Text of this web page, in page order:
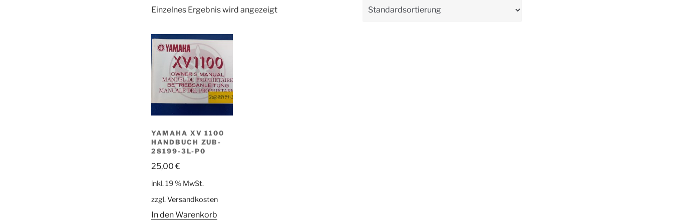
Einzelnes Ergebnis wird angezeigt
YAMAHA XV 1100
HANDBUCH ZUB-
28199-3L-P0
25,00€
inkl. 19 % MwSt.
zzgl.Versandkosten
In den Warenkorb